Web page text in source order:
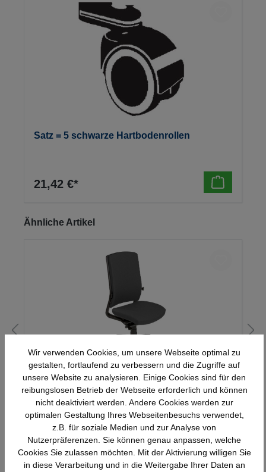
Satz = 5 schwarze Hartbodenrollen
21,42 €*
Produktgalerie überspringen
Ähnliche Artikel
Mauser Sitzkultur Drehstuhl synchron-
genius
552,16 €* Details
Wir verwenden Cookies, um unsere Webseite optimal zu
gestalten, fortlaufend zu verbessern und die Zugriffe auf
unsere Website zu analysieren. Einige Cookies sind für den
reibungslosen Betrieb der Webseite erforderlich und können
nicht deaktiviert werden. Andere Cookies werden zur
optimalen Gestaltung Ihres Webseitenbesuchs verwendet,
z.B. für soziale Medien und zur Analyse von
Nutzerpräferenzen. Sie können genau anpassen, welche
Cookies Sie zulassen möchten. Mit der Aktivierung willigen Sie
in diese Verarbeitung und in die Weitergabe Ihrer Daten an